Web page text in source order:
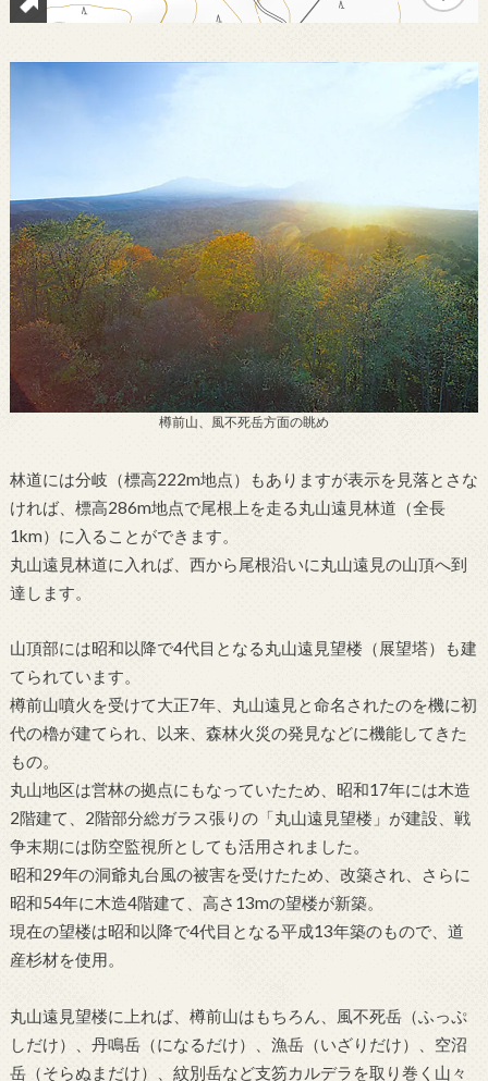
樽前山、風不死岳方面の眺め
林道には分岐（標高222m地点）もありますが表示を見落とさな
ければ、標高286m地点で尾根上を走る丸山遠見林道（全長
1km）に入ることができます。
丸山遠見林道に入れば、西から尾根沿いに丸山遠見の山頂へ到
達します。
山頂部には昭和以降で4代目となる丸山遠見望楼（展望塔）も建
てられています。
樽前山噴火を受けて大正7年、丸山遠見と命名されたのを機に初
代の櫓が建てられ、以来、森林火災の発見などに機能してきた
もの。
丸山地区は営林の拠点にもなっていたため、昭和17年には木造
2階建て、2階部分総ガラス張りの「丸山遠見望楼」が建設、戦
争末期には防空監視所としても活用されました。
昭和29年の洞爺丸台風の被害を受けたため、改築され、さらに
昭和54年に木造4階建て、高さ13mの望楼が新築。
現在の望楼は昭和以降で4代目となる平成13年築のもので、道
産杉材を使用。
丸山遠見望楼に上れば、樽前山はもちろん、風不死岳（ふっぷ
しだけ）、丹鳴岳（になるだけ）、漁岳（いざりだけ）、空沼
岳（そらぬまだけ）、紋別岳など支笏カルデラを取り巻く山々